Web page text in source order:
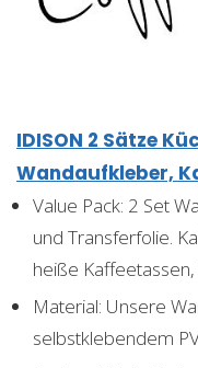
IDISON 2 Sätze
Wandaufkleber,
Value Pack: 2 Set
und Transferfolie.
heiße
Material: Unsere
selbstklebendem